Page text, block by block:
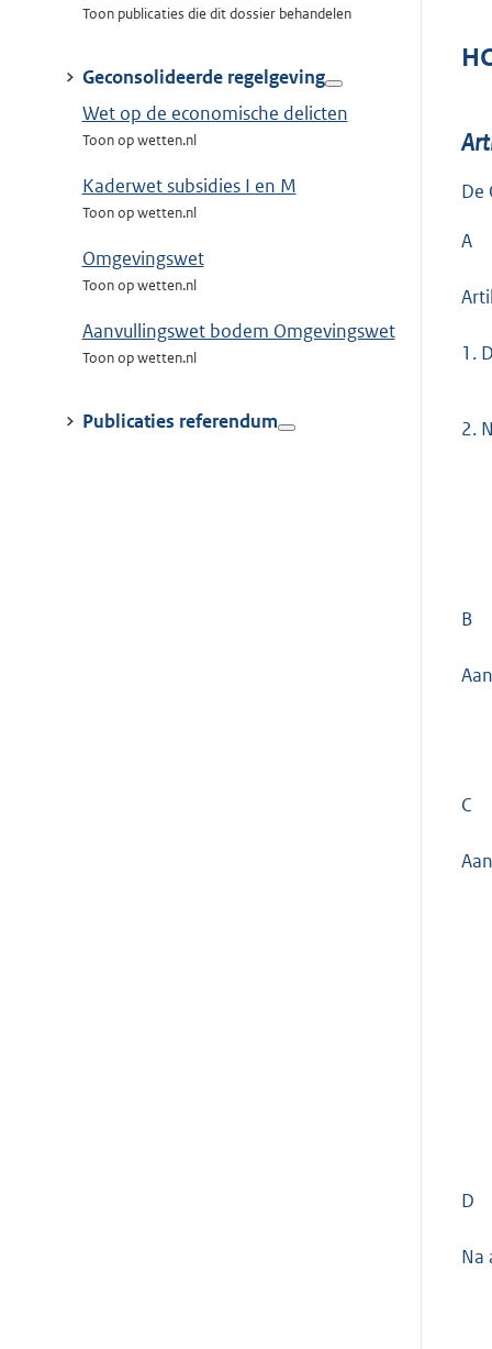
Toon publicaties die dit dossier behandelen
Geconsolideerde regelgeving
Wet op de economische delicten
Toon op wetten.nl
Kaderwet subsidies I en M
Toon op wetten.nl
Omgevingswet
Toon op wetten.nl
Aanvullingswet bodem Omgevingswet
Toon op wetten.nl
Publicaties referendum
De
A
1.
2.
B
C
D
Na